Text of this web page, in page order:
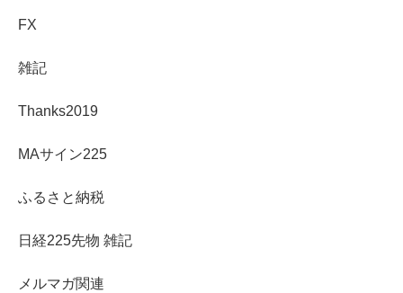
FX
雑記
Thanks2019
MAサイン225
ふるさと納税
日経225先物 雑記
メルマガ関連